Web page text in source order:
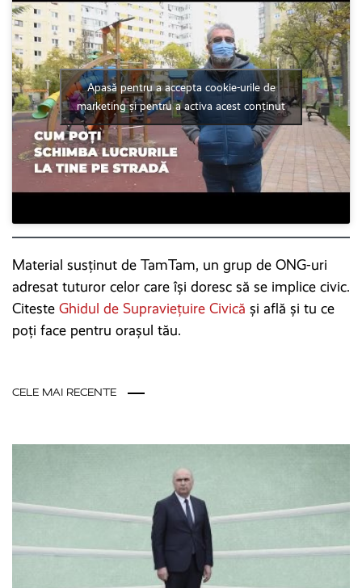
Apasă pentru a accepta cookie-urile de
marketing și pentru a activa acest conținut
Material susținut de TamTam, un grup de ONG-uri
adresat tuturor celor care își doresc să se implice civic.
Citeste Ghidul de Supraviețuire Civică și află și tu ce
poți face pentru orașul tău.
CELE MAI RECENTE